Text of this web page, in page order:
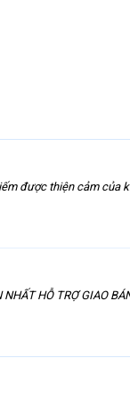
được thiện cảm của
HỖ TRỢ GIAO